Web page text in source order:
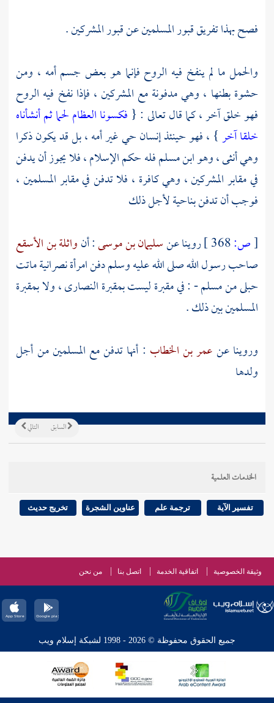
فصح بهذا تفريق قبور المسلمين عن قبور المشركين .
والحمل ما لم ينفخ فيه الروح فإنما هو بعض جسم أمه ، ومن
حشوة بطنها ، وهي مدفونة مع المشركين ، فإذا نفخ فيه الروح
فهو خلق آخر ، كما قال تعالى : { فكسونا العظام لحما ثم أنشأناه
خلقا آخر} ، فهو حينئذ إنسان حي غير أمه ، بل قد يكون ذكرا
وهي أنثى ، وهو ابن مسلم فله حكم الإسلام ، فلا يجوز أن يدفن
في مقابر المشركين ، وهي كافرة ، فلا تدفن في مقابر المسلمين ،
فوجب أن تدفن بناحية لأجل ذلك
[ص: روينا عنسليمان بن موسى: أنواثلة بن الأسقع
صاحب رسول الله صلى الله عليه وسلم دفن امرأة نصرانية ماتت
حبلى من مسلم - : في مقبرة ليست بمقبرةالنصارى، ولا بمقبرة
المسلمين بين ذلك .
وروينا عنعمر بن الخطاب : أنها تدفن مع المسلمين من أجل
ولدها
التالي السابق
الخدمات العلمية
تفسير الآية ترجمة علم عناوين الشجرة تخريج حديث
وثيقة الخصوصية اتفاقية الخدمة اتصل بنا من نحن
جميع الحقوق محفوظة © 2026 - 1998 لشبكة إسلام ويب